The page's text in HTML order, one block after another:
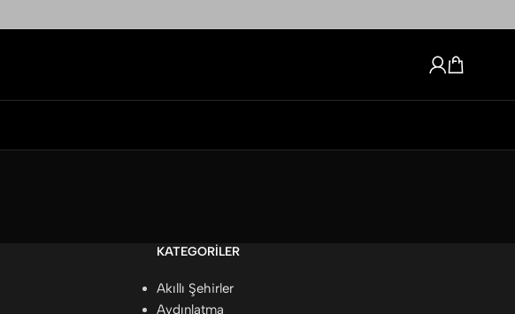
KATEGORILER
Akıllı Şehirler
Aydınlatma